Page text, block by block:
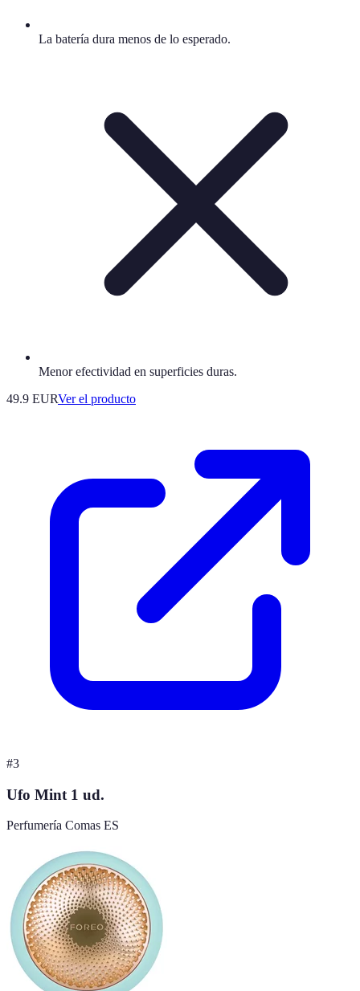
La batería dura menos de lo esperado.
Menor efectividad en superficies duras.
49.9 EURVer el producto
#3
Ufo Mint 1 ud.
Perfumería Comas ES